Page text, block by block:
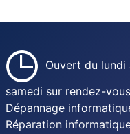
Ouvert du lundi
samedi sur rendez-
Dépannage
Réparation